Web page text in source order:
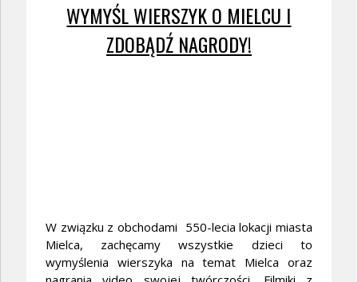
WYMYŚL WIERSZYK O MIELCU I
ZDOBĄDŹ NAGRODY!
W związku z obchodami 550-lecia lokacji miasta
Mielca, zachęcamy wszystkie dzieci to
wymyślenia wierszyka na temat Mielca oraz